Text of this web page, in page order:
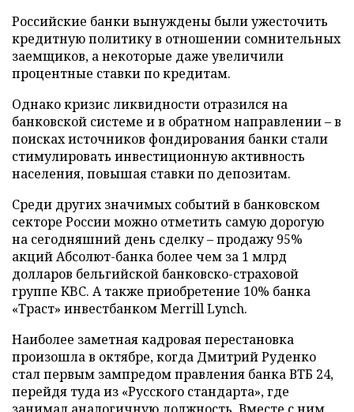
Российские банки вынуждены были ужесточить
кредитную политику в отношении сомнительных
заемщиков, а некоторые даже увеличили
процентные ставки по кредитам.
Однако кризис ликвидности отразился на
банковской системе и в обратном направлении – в
поисках источников фондирования банки стали
стимулировать инвестиционную активность
населения, повышая ставки по депозитам.
Среди других значимых событий в банковском
секторе России можно отметить самую дорогую
на сегодняшний день сделку – продажу 95%
акций Абсолют-банка более чем за 1 млрд
долларов бельгийской банковско-страховой
группе KBC. А также приобретение 10% банка
«Траст» инвестбанком Merrill Lynch.
Наиболее заметная кадровая перестановка
произошла в октябре, когда Дмитрий Руденко
стал первым зампредом правления банка ВТБ 24,
перейдя туда из «Русского стандарта», где